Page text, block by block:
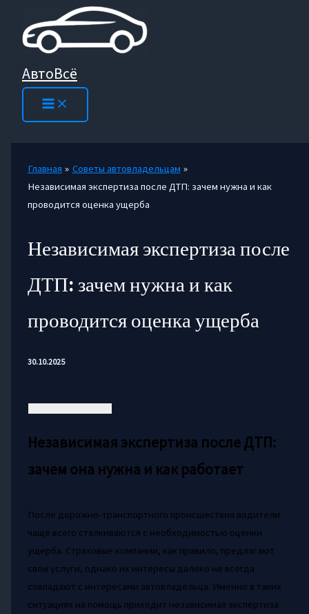
содержимому
АвтоВсё
Главная
Советы автовладельцам
Независимая экспертиза после ДТП: зачем нужна и как
проводится оценка ущерба
Независимая экспертиза после
ДТП: зачем нужна и как
проводится оценка ущерба
30.10.2025
Независимая экспертиза после ДТП:
зачем она нужна и как работает
После дорожно-транспортного происшествия водители
чаще всего сталкиваются с необходимостью оценки
ущерба. Страховые компании, как правило, предлагают
свои услуги, однако их интересы далеко не всегда
совпадают с интересами автовладельца. Именно в таких
ситуациях на помощь приходит независимая экспертиза